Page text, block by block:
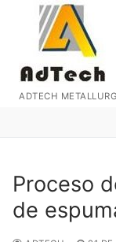
contenido
ADTECH
Proceso
de